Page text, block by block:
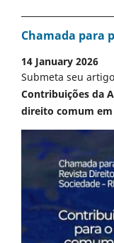
Chamada para
14 January 2026
Submeta seu
Contribuições da
direito comum